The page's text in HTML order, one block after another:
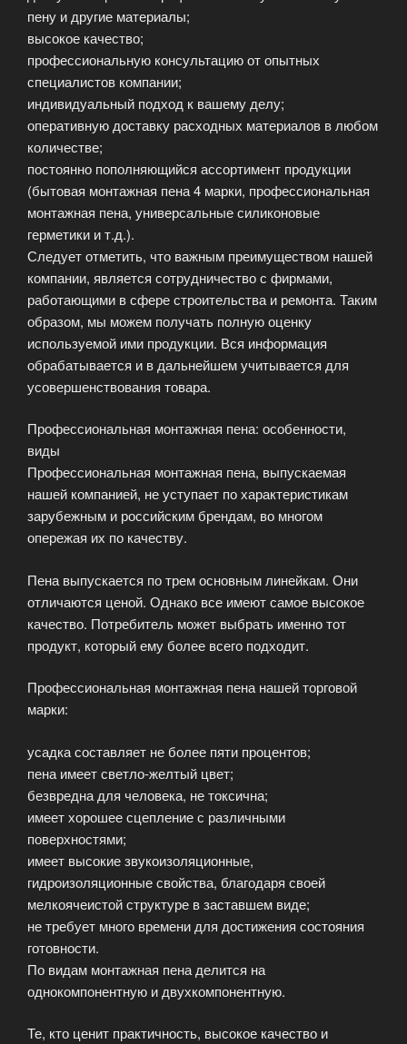
пену и другие материалы;
высокое качество;
профессиональную консультацию от опытных
специалистов компании;
индивидуальный подход к вашему делу;
оперативную доставку расходных материалов в любом
количестве;
постоянно пополняющийся ассортимент продукции
(бытовая монтажная пена 4 марки, профессиональная
монтажная пена, универсальные силиконовые
герметики и т.д.).
Следует отметить, что важным преимуществом нашей
компании, является сотрудничество с фирмами,
работающими в сфере строительства и ремонта. Таким
образом, мы можем получать полную оценку
используемой ими продукции. Вся информация
обрабатывается и в дальнейшем учитывается для
усовершенствования товара.
Профессиональная монтажная пена: особенности,
виды
Профессиональная монтажная пена, выпускаемая
нашей компанией, не уступает по характеристикам
зарубежным и российским брендам, во многом
опережая их по качеству.
Пена выпускается по трем основным линейкам. Они
отличаются ценой. Однако все имеют самое высокое
качество. Потребитель может выбрать именно тот
продукт, который ему более всего подходит.
Профессиональная монтажная пена нашей торговой
марки:
усадка составляет не более пяти процентов;
пена имеет светло-желтый цвет;
безвредна для человека, не токсична;
имеет хорошее сцепление с различными
поверхностями;
имеет высокие звукоизоляционные,
гидроизоляционные свойства, благодаря своей
мелкоячеистой структуре в заставшем виде;
не требует много времени для достижения состояния
готовности.
По видам монтажная пена делится на
однокомпонентную и двухкомпонентную.
Те, кто ценит практичность, высокое качество и